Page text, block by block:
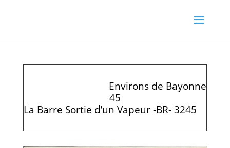
Environs de Bayonne
45
La Barre Sortie d’un Vapeur -BR- 3245